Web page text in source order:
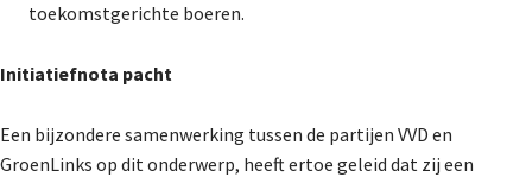
toekomstgerichte boeren.
Initiatiefnota pacht
Een bijzondere samenwerking tussen de partijen VVD en
GroenLinks op dit onderwerp, heeft ertoe geleid dat zij een